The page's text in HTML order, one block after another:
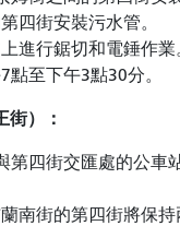
四街安裝污水管。
進行鋸切和電錘作業
至下午3點30分。
）：
第四街交匯處的公
南街的第四街將保持